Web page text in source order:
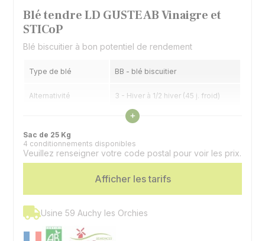
Blé tendre LD GUSTE AB Vinaigre et
STICoP
Blé biscuitier à bon potentiel de rendement
Type de blé BB - blé biscuitier
Alternativité 3 - Hiver à 1/2 hiver (45 j. froid)
7 - Précoce
Voir les caractéristiques
+
Sac de 25 Kg
4 conditionnements disponibles
Veuillez renseigner votre code postal pour voir les prix.
Afficher les tarifs
Usine 59 Auchy les Orchies